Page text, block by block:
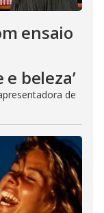
ensaio
beleza’
de